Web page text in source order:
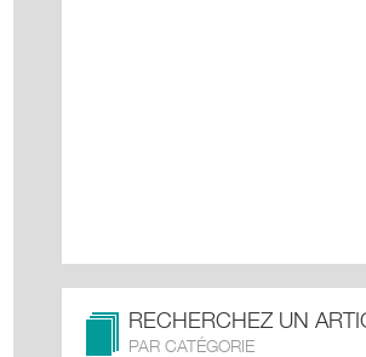
RECHERCHEZ UN
PAR CATÉGORIE